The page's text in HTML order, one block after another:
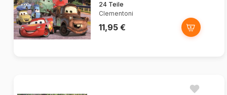
24 Teile
Clementoni
11,95 €